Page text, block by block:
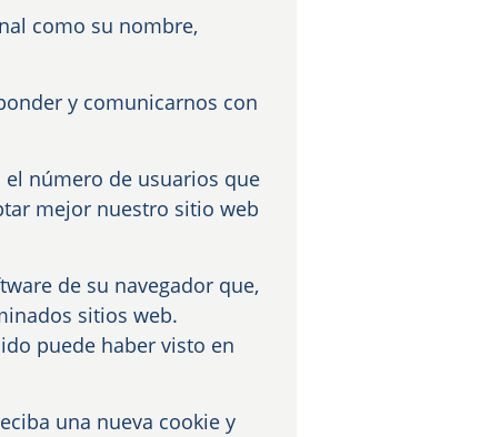
como su nombre,
y comunicarnos con
número de usuarios que
mejor nuestro sitio web
de su navegador que,
sitios web.
puede haber visto en
una nueva cookie y